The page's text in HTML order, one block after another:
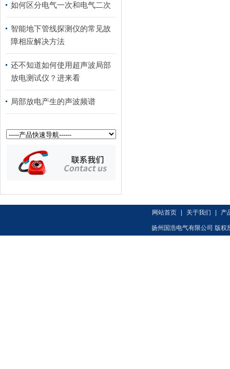
如何区分电气一次和电气二次
智能地下管线探测仪的常见故
障相应解决方法
还不知道如何使用超声波局部
放电测试仪？进来看
局部放电产生的声波频谱
网站首页 关于我们 产
扬州国浩电气有限公司 版权